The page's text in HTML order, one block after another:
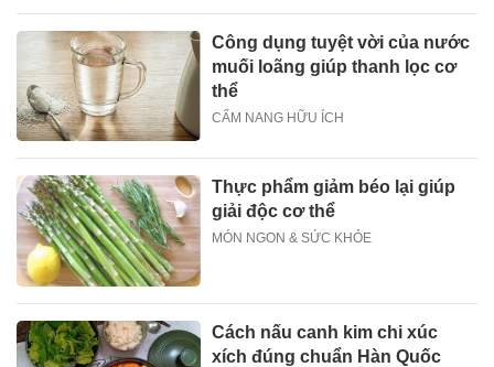
Công dụng tuyệt vời của nước
muối loãng giúp thanh lọc cơ
thể
CẨM NANG HỮU ÍCH
Thực phẩm giảm béo lại giúp
giải độc cơ thể
MÓN NGON & SỨC KHỎE
Cách nấu canh kim chi xúc
xích đúng chuẩn Hàn Quốc